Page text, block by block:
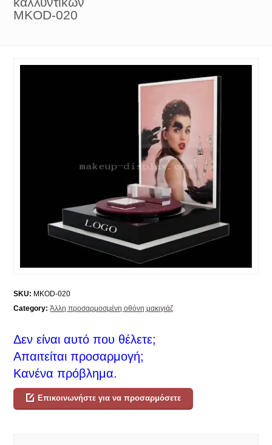
MKOD-020
SKU: MKOD-020
Category: Άλλη προσαρμοσμένη οθόνη μακιγιάζ
Δεν είναι αυτό που θέλετε;
Απαιτείται προσαρμογή;
Κανένα πρόβλημα.
Επικοινωνήστε για να προσαρμόσετε